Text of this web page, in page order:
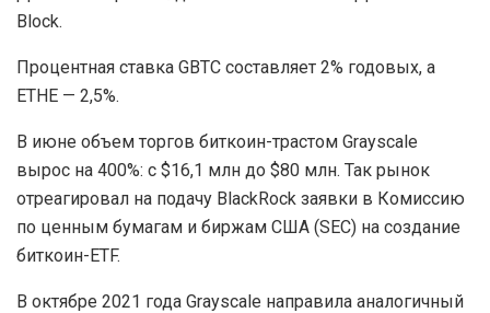
Block.
Процентная ставка GBTC составляет 2% годовых, а
ETHE — 2,5%.
В июне объем торгов биткоин-трастом Grayscale
вырос на 400%: с $16,1 млн до $80 млн. Так рынок
отреагировал на подачу BlackRock заявки в Комиссию
по ценным бумагам и биржам США (SEC) на создание
биткоин-ETF.
В октябре 2021 года Grayscale направила аналогичный